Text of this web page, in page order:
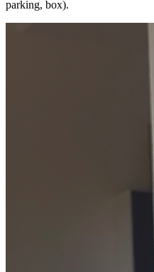
parking, box).